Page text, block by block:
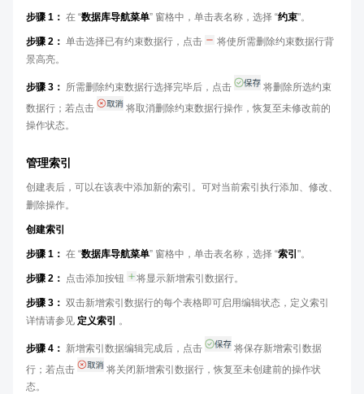
步骤 1： 在 “数据库导航菜单” 窗格中，单击表名称，选择 “约束"。
步骤 2： 单击选择已有约束数据行，点击
将使所需删除约束数据行背
景高亮。
步骤 3： 所需删除约束数据行选择完毕后，点击
将删除所选约束
数据行；若点击
将取消删除约束数据行操作，恢复至未修改前的
操作状态。
管理索引
创建表后，可以在该表中添加新的索引。可对当前索引执行添加、修改、
删除操作。
创建索引
步骤 1： 在 “数据库导航菜单” 窗格中，单击表名称，选择 “索引 "。
步骤 2： 点击添加按钮 将显示新增索引数据行。
步骤 3： 双击新增索引数据行的每个表格即可启用编辑状态，定义索引
详情请参见 定义索引 。
步骤 4： 新增索引数据编辑完成后，点击
将保存新增索引数据
行；若点击
将关闭新增索引数据行，恢复至未创建前的操作状
态。